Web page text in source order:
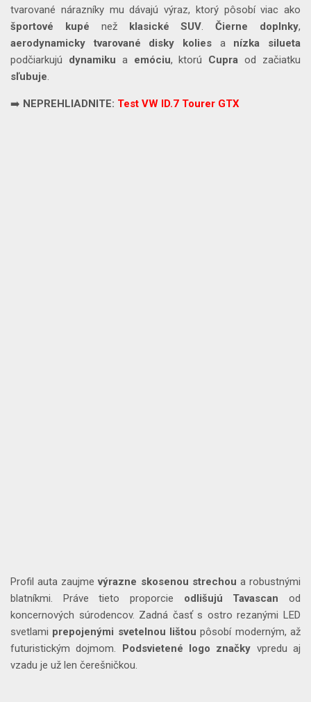
tvarované nárazníky mu dávajú výraz, ktorý pôsobí viac ako
športové
kupé než klasické SUV.Čierne doplnky,
aerodynamicky tvarované disky kolies a nízka silueta
podčiarkujú dynamiku a emóciu, ktorú Cupra od začiatku
sľubuje.
➡️ NEPREHLIADNITE: Test VW ID.7 Tourer GTX
Profil auta zaujmevýrazne skosenou strechou a robustnými
blatníkmi. Práve tieto proporcie odlišujú Tavascan od
koncernových súrodencov. Zadná časť s ostro rezanými LED
svetlami prepojenými svetelnou lištou pôsobí moderným, až
futuristickým dojmom. Podsvietené logo značky vpredu aj
vzadu je už len čerešničkou.